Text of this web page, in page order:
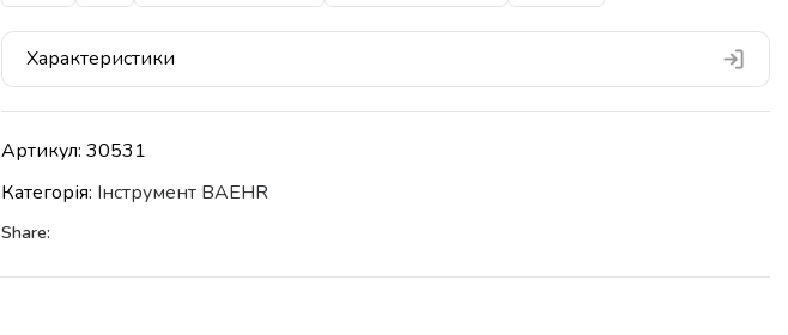
Характеристики
Артикул: 30531
Категорія: Iнструмент BAEHR
Share: